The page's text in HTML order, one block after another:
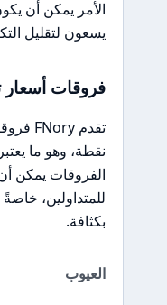
الأمر يمكن أن
يسعون لتقليل
فروقات أسعار
نقطة، وهو ما
الفروقات يمكن
للمتداولين، خاصةً
بكثافة.
العيوب